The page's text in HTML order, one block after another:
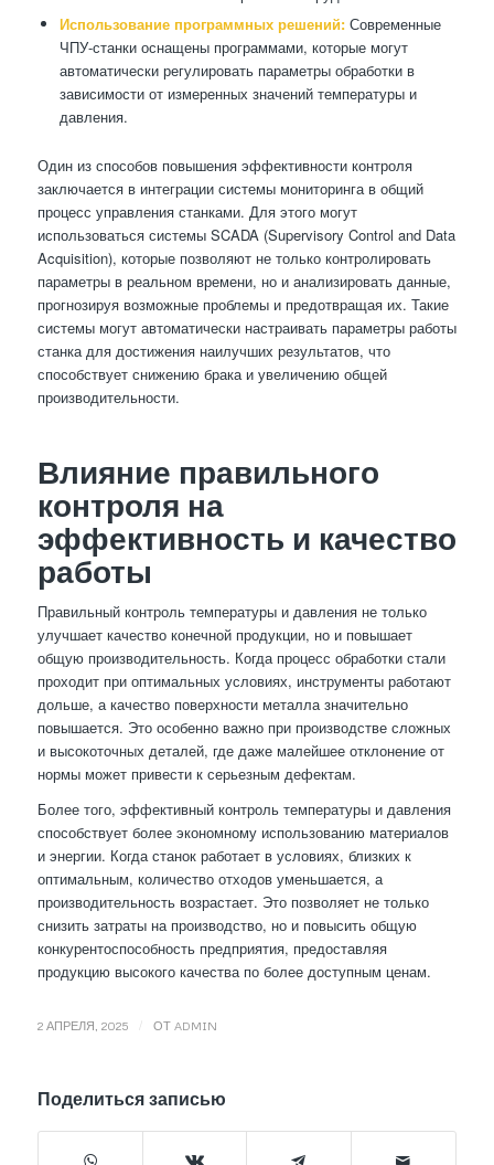
Использование программных решений:Современные
ЧПУ-станки оснащены программами, которые могут
автоматически регулировать параметры обработки в
зависимости от измеренных значений температуры и
давления.
Один из способов повышения эффективности контроля
заключается в интеграции системы мониторинга в общий
процесс управления станками. Для этого могут
использоваться системы SCADA (Supervisory Control and Data
Acquisition), которые позволяют не только контролировать
параметры в реальном времени, но и анализировать данные,
прогнозируя возможные проблемы и предотвращая их. Такие
системы могут автоматически настраивать параметры работы
станка для достижения наилучших результатов, что
способствует снижению брака и увеличению общей
производительности.
Влияние правильного
контроля на
эффективность и качество
работы
Правильный контроль температуры и давления не только
улучшает качество конечной продукции, но и повышает
общую производительность. Когда процесс обработки стали
проходит при оптимальных условиях, инструменты работают
дольше, а качество поверхности металла значительно
повышается. Это особенно важно при производстве сложных
и высокоточных деталей, где даже малейшее отклонение от
нормы может привести к серьезным дефектам.
Более того, эффективный контроль температуры и давления
способствует более экономному использованию материалов
и энергии. Когда станок работает в условиях, близких к
оптимальным, количество отходов уменьшается, а
производительность возрастает. Это позволяет не только
снизить затраты на производство, но и повысить общую
конкурентоспособность предприятия, предоставляя
продукцию высокого качества по более доступным ценам.
2 АПРЕЛЯ, 2025 ОТ ADMIN
Поделиться записью